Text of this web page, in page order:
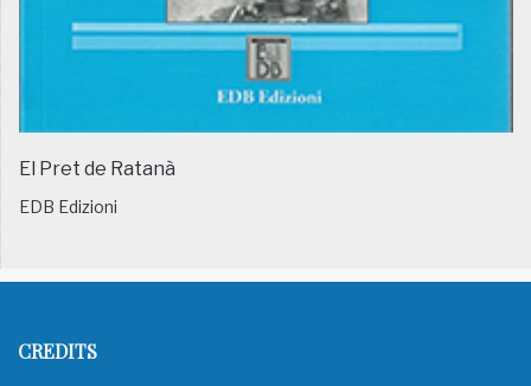
El Pret de Ratanà
EDB Edizioni
CREDITS